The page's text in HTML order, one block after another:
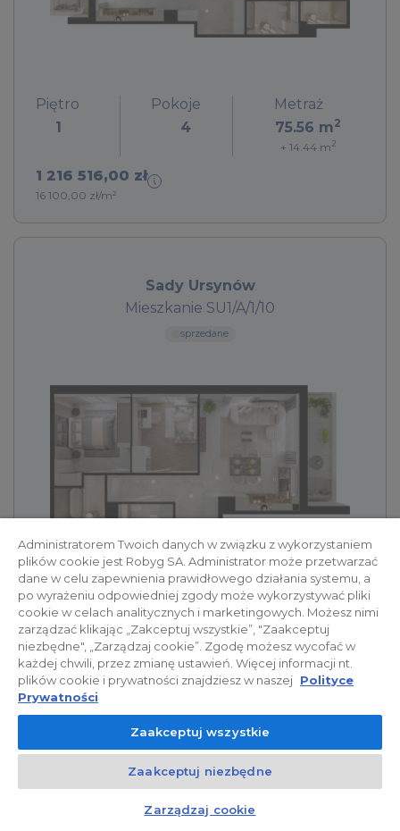
Piętro
1
Pokoje
4
Metraż
75.56 m2
+ 14.44 m2
1 216 516,00 zł
16 100,00 zł/m²
Sady Ursynów
Mieszkanie SU1/A/1/10
sprzedane
Piętro
1
Pokoje
3
Metraż
60.21m2
+ 10.24m
975 402,00 zł
16 200,00 zł/m²
Sady Ursynów
Mieszkanie SU1/A/2/1
sprzedane Czat z doradcą
Administratorem Twoich danych w związku z wykorzystaniem
plików cookie jest Robyg SA. Administrator może przetwarzać
dane w celu zapewnienia prawidłowego działania systemu, a
po wyrażeniu odpowiedniej zgody może wykorzystywać pliki
cookie w celach analitycznych i marketingowych. Możesz nimi
zarządzać klikając „Zakceptuj wszystkie”, "Zaakceptuj
niezbędne", „Zarządzaj cookie”. Zgodę możesz wycofać w
każdej chwili, przez zmianę ustawień. Więcej informacji nt.
plików cookie i prywatności znajdziesz w naszej Polityce
Prywatności
Zaakceptuj wszystkie
Zaakceptuj niezbędne
Zarządzaj cookie